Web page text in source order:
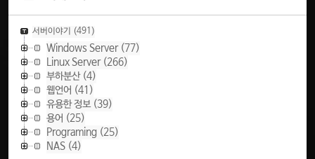
서버이야기 (491)
Windows Server(77)
Linux Server(266)
부하분산(4)
웹언어 (41)
유용한 정보(39)
용어 (25)
Programing (25)
NAS (4)